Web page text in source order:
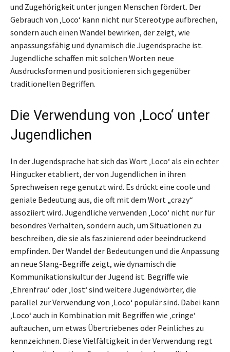
und Zugehörigkeit unter jungen Menschen fördert. Der
Gebrauch von ‚Loco‘ kann nicht nur Stereotype aufbrechen,
sondern auch einen Wandel bewirken, der zeigt, wie
anpassungsfähig und dynamisch die Jugendsprache ist.
Jugendliche schaffen mit solchen Worten neue
Ausdrucksformen und positionieren sich gegenüber
traditionellen Begriffen.
Die Verwendung von ‚Loco‘ unter
Jugendlichen
In der Jugendsprache hat sich das Wort ‚Loco‘ als ein echter
Hingucker etabliert, der von Jugendlichen in ihren
Sprechweisen rege genutzt wird. Es drückt eine coole und
geniale Bedeutung aus, die oft mit dem Wort „crazy“
assoziiert wird. Jugendliche verwenden ‚Loco‘ nicht nur für
besondres Verhalten, sondern auch, um Situationen zu
beschreiben, die sie als faszinierend oder beeindruckend
empfinden. Der Wandel der Bedeutungen und die Anpassung
an neue Slang-Begriffe zeigt, wie dynamisch die
Kommunikationskultur der Jugend ist. Begriffe wie
‚Ehrenfrau‘ oder ‚lost‘ sind weitere Jugendwörter, die
parallel zur Verwendung von ‚Loco‘ populär sind. Dabei kann
‚Loco‘ auch in Kombination mit Begriffen wie ‚cringe‘
auftauchen, um etwas Übertriebenes oder Peinliches zu
kennzeichnen. Diese Vielfältigkeit in der Verwendung regt